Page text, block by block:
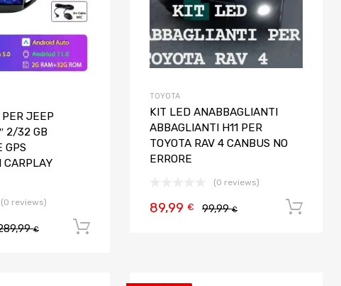
PER JEEP
2/32 GB
GPS
CARPLAY
(0 reviews)
€
TOYOTA
KIT LED ANABBAGLIANTI
ABBAGLIANTI H11 PER
TOYOTA RAV 4 CANBUS NO
ERRORE
(0 reviews)
99,99€
89,99 €